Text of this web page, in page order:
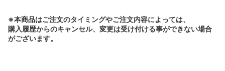
※本商品はご注文のタイミングやご注文内容によっては、
購入履歴からのキャンセル、変更は受け付ける事ができない場合
がございます。